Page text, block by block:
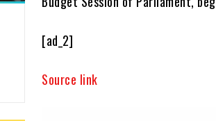
[ad_2]
Source link